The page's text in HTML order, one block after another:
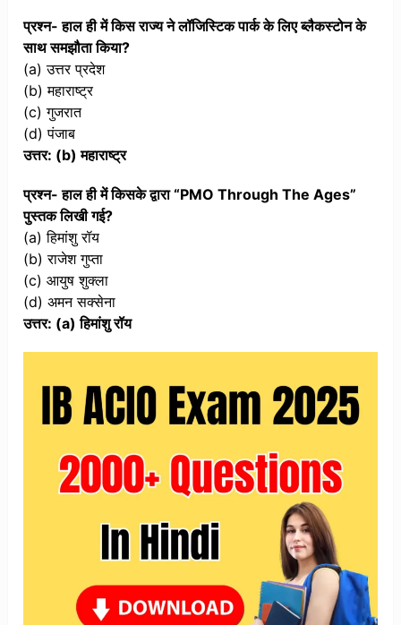
प्रश्न- हाल ही में किस राज्य ने लॉजिस्टिक पार्क के लिए ब्लैकस्टोन के
साथ समझौता किया?
(a) उत्तर प्रदेश
(b) महाराष्ट्र
(c) गुजरात
(d) पंजाब
उत्तर: (b) महाराष्ट्र
प्रश्न- हाल ही में किसके द्वारा “PMO Through The Ages”
पुस्तक लिखी गई?
(a) हिमांशु रॉय
(b) राजेश गुप्ता
(c) आयुष शुक्ला
(d) अमन सक्सेना
उत्तर: (a) हिमांशु रॉय